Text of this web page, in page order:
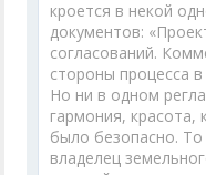
кроется в некой
документов:
согласований.
стороны процесса
Но ни в одном
гармония, красота,
было безопасно. То
владелец